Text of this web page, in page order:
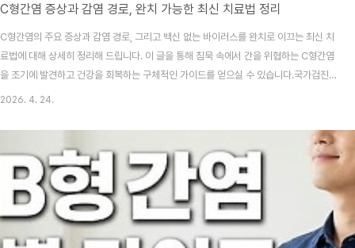
C형간염 증상과 감염 경로, 완치 가능한 최신 치료법 정리
C형간염의 주요 증상과 감염 경로, 그리고 백신 없는 바이러스를 완치로 이끄는 최신 치
료법에 대해 상세히 정리해 드립니다. 이 글을 통해 침묵 속에서 간을 위협하는 C형간염
을 조기에 발견하고 건강을 회복하는 구체적인 가이드를 얻으실 수 있습니다.국가검진
항목에 포함되지 않아 나도 모르게 방치하기 쉬운 질환이 바로 C형간염이라는 사실, 알
는 마지막 신호였다면 얼마나 당혹스러울까요? 오늘은 그 걱정을 확신으로 바꿔줄 정보
를 준비했어요.목차C형간염, 왜 예방 백신이 없을까요?일상 속 의외의 전염 경로 (혈액
노출 주의)특징 없는 초기 증상, 이것만은 확인하세요!검사 방법과 완치율 95% 이상의
최신 치료법일상에서 실천하는 ..
2026. 4. 24.